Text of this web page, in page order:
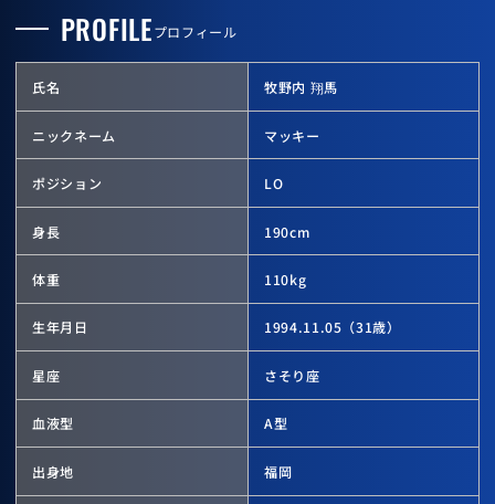
PROFILEプロフィール
氏名 牧野内 翔馬
ニックネーム マッキー
ポジション LO
身長 190cm
体重 110kg
生年月日 1994.11.05 （31歳）
星座 さそり座
血液型 A型
出身地 福岡